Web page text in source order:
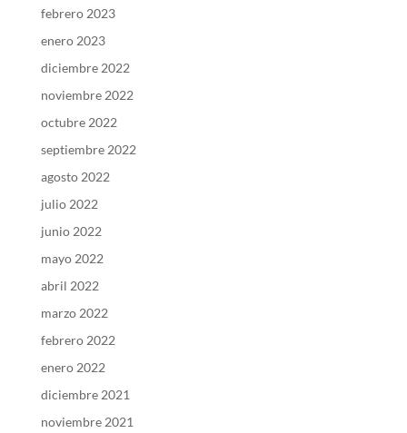
febrero 2023
enero 2023
diciembre 2022
noviembre 2022
octubre 2022
septiembre 2022
agosto 2022
julio 2022
junio 2022
mayo 2022
abril 2022
marzo 2022
febrero 2022
enero 2022
diciembre 2021
noviembre 2021